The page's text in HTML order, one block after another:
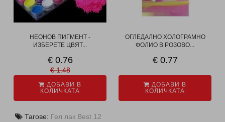
НЕОНОВ ПИГМЕНТ -
ИЗБЕРЕТЕ ЦВЯТ...
€ 0.76
€ 1.48
ДОБАВИ В
КОЛИЧКАТА
ОГЛЕДАЛНО ХОЛОГРАМНО
ФОЛИО В РОЗОВО...
€ 0.77
ДОБАВИ В
КОЛИЧКАТА
Тагове: Гел лак Best 12